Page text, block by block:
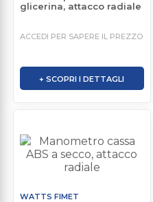
glicerina, attacco radiale
ACCEDI PER SAPERE IL PREZZO
+ SCOPRI I DETTAGLI
WATTS FIMET